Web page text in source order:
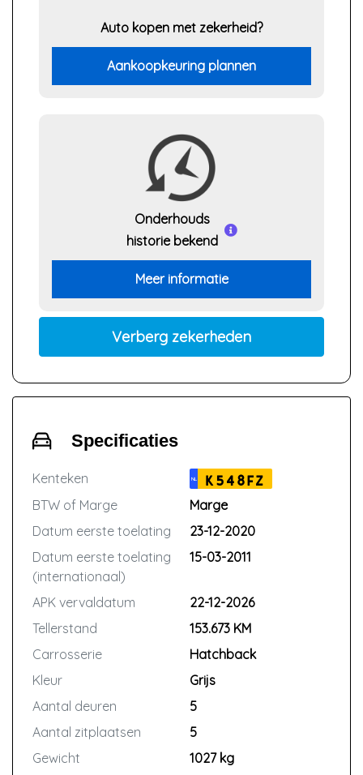
Auto kopen met zekerheid?
Aankoopkeuring plannen
Onderhouds
historie bekend
Meer informatie
Verberg zekerheden
Specificaties
Kenteken NL
K548FZ
BTW of Marge
Marge
Datum eerste toelating
23-12-2020
Datum eerste toelating
(internationaal)
15-03-2011
APK vervaldatum
22-12-2026
Tellerstand
153.673 KM
Carrosserie
Hatchback
Kleur
Grijs
Aantal deuren
5
Aantal zitplaatsen
5
Gewicht
1027 kg